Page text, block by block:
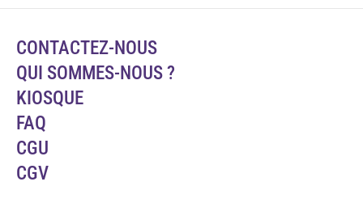
CONTACTEZ-NOUS
QUI SOMMES-NOUS ?
KIOSQUE
FAQ
CGU
CGV